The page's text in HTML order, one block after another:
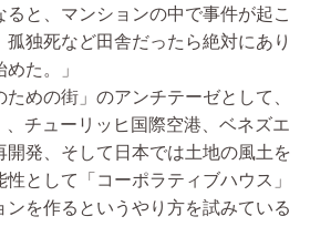
ると、マンションの中で事件が起こ
孤独死など田舎だったら絶対にあり
た。」
めの街」のアンチテーゼとして、
チューリッヒ国際空港、ベネズエ
開発、そして日本では土地の風土を
として「コーポラティブハウス」
ンを作るというやり方を試みている